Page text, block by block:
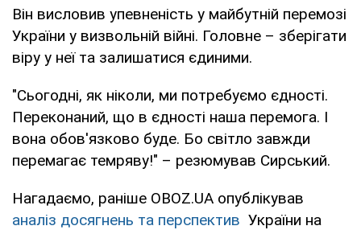
Він висловив упевненість у майбутній перемозі
України у визвольній війні. Головне – зберігати
віру у неї та залишатися єдиними.
"Сьогодні, як ніколи, ми потребуємо єдності.
Переконаний, що в єдності наша перемога. І
вона обов'язково буде. Бо світло завжди
перемагає темряву!" – резюмував Сирський.
Нагадаємо, раніше OBOZ.UA опублікував
аналіз досягнень та перспектив України на